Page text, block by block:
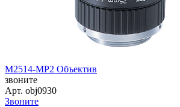
M2514-MP2 Объектив
звоните
Арт. obj0930
Звоните